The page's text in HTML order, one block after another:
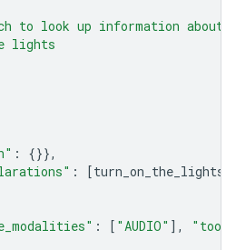
to look up information
lights
:
{}},
: [turn_on_the_lights
: [ "AUDIO" ],